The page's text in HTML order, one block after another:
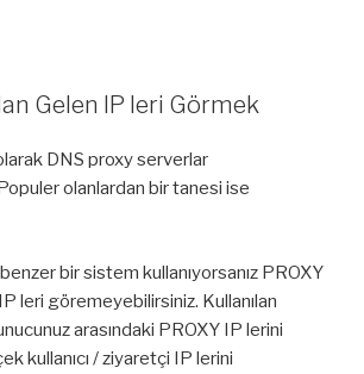
Atlattırmak
Gelen IP leri Görmek
DNS proxy serverlar
Populer olanlardan bir tanesi ise
bir sistem kullanıyorsanız PROXY
leri göremeyebilirsiniz. Kullanılan
arasındaki PROXY IP lerini
kullanıcı / ziyaretçi IP lerini